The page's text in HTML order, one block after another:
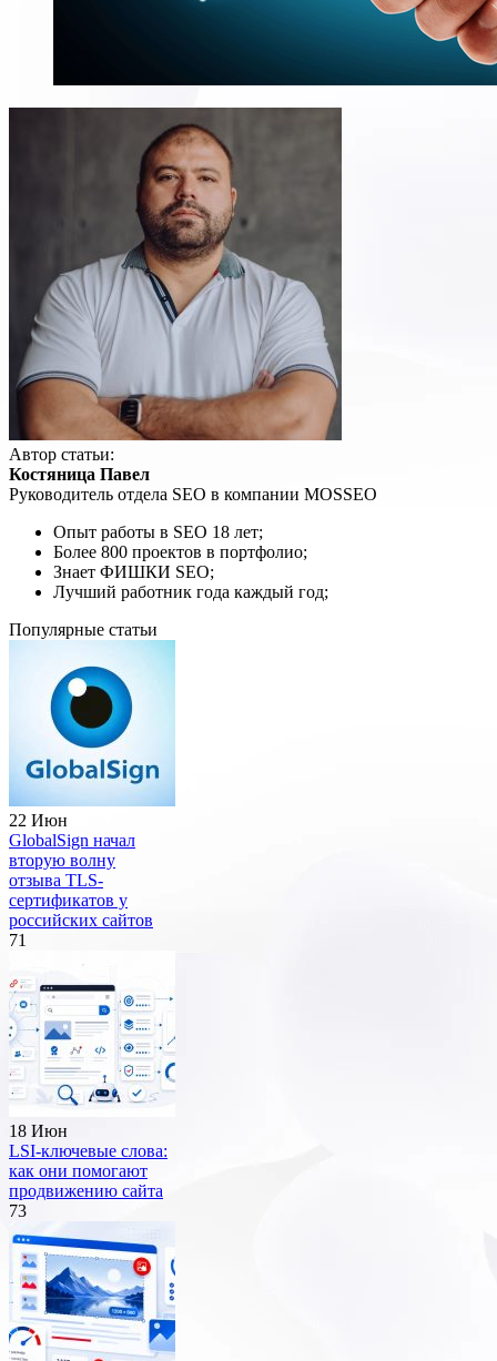
Автор статьи:
Костяница Павел
Руководитель отдела SEO в компании MOSSEO
Опыт работы в SEO 18 лет;
Более 800 проектов в портфолио;
Знает ФИШКИ SEO;
Лучший работник года каждый год;
Популярные статьи
22 Июн
GlobalSign начал
вторую волну
отзыва TLS-
сертификатов у
российских сайтов
71
18 Июн
LSI-ключевые слова:
как они помогают
продвижению сайта
73